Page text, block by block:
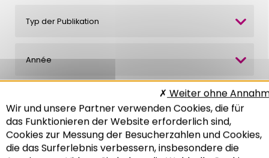
Typ der Publikation
Année
DIE THEMENBLÄTTER
DER ADEUS NR. 334
Mobilität in Grenzregionen:
vergleich des
Wir und unsere Partner verwenden Cookies, die für
das Funktionieren der Website erforderlich sind,
Cookies zur Messung der Besucherzahlen und Cookies,
die das Surferlebnis verbessern, insbesondere die
Weiter ohne